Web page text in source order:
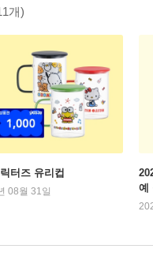
개)
터즈 유리컵
08월 31일
예